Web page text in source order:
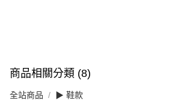
商品相關分類 (8)
全站商品 ▶ 鞋款